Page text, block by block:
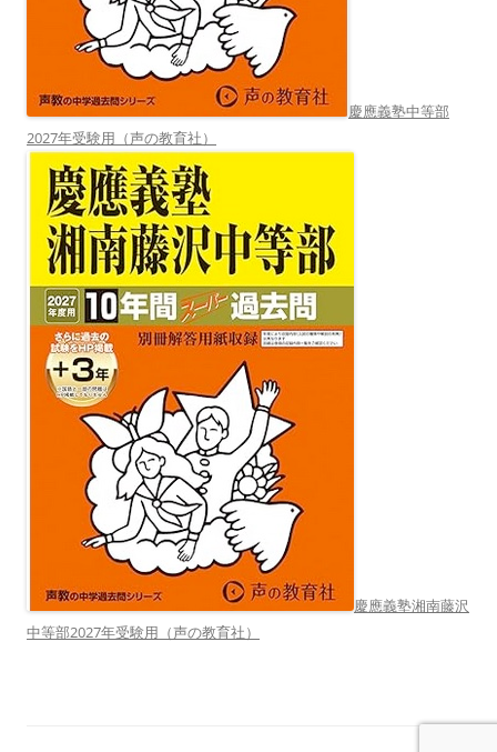
慶應義塾中等部
2027年受験用（声の教育社）
慶應義塾湘南藤沢
中等部2027年受験用（声の教育社）